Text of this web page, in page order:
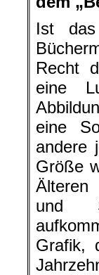
Ist das
Recht
eine
eine
andere
Größe
Älteren
und
Grafik,